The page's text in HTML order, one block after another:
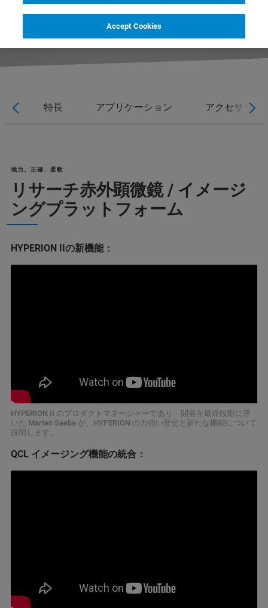
特長 アプリケーション アクセサリー
強力、正確、柔軟
リサーチ赤外顕微鏡 / イメージ
ングプラットフォーム
HYPERION IIの新機能：
HYPERION II のプロダクトマネージャーであり、開発を最終段階に導
いた Marten Seeba が、HYPERION の力強い歴史と新たな機能について
説明します。
QCL イメージング機能の統合：
Accept Cookies